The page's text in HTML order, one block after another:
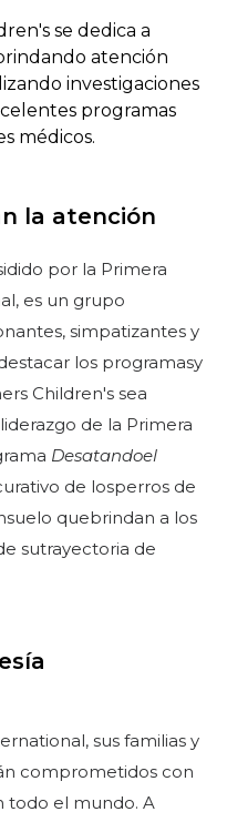
se dedica a
atención
investigaciones
programas
médicos.
la atención
por la Primera
es un grupo
simpatizantes y
los programasy
Children's sea
de la Primera
Desatandoel
de losperros de
quebrindan a los
sutrayectoria de
sus familias y
comprometidos con
todo el mundo. A